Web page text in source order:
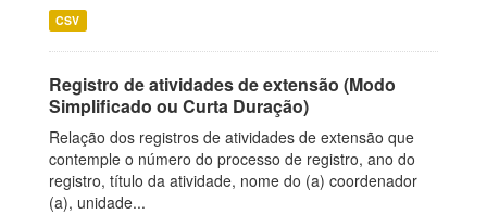
CSV
Registro de atividades de extensão (Modo
Simplificado ou Curta Duração)
Relação dos registros de atividades de extensão que
contemple o número do processo de registro, ano do
registro, título da atividade, nome do (a) coordenador
(a), unidade...